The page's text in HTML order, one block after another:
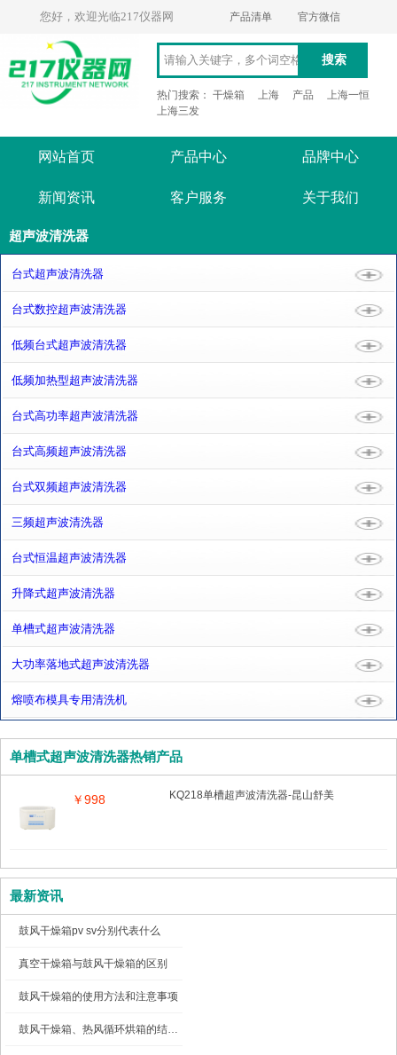
您好，欢迎光临217仪器网 官方微信
产品清单
搜索
热门搜索： 干燥箱 上海 产品
上海一恒
上海三发
网站首页 产品中心 品牌中心
新闻资讯 客户服务 关于我们
超声波清洗器
台式超声波清洗器
台式数控超声波清洗器
低频台式超声波清洗器
低频加热型超声波清洗器
台式高功率超声波清洗器
台式高频超声波清洗器
台式双频超声波清洗器
三频超声波清洗器
台式恒温超声波清洗器
升降式超声波清洗器
单槽式超声波清洗器
大功率落地式超声波清洗器
熔喷布模具专用清洗机
单槽式超声波清洗器热销产品
KQ218单槽超声波清洗器-昆山舒美
￥998
最新资讯
鼓风干燥箱pv sv分别代表什么
真空干燥箱与鼓风干燥箱的区别
鼓风干燥箱的使用方法和注意事项
鼓风干燥箱、热风循环烘箱的结构图及工作原理